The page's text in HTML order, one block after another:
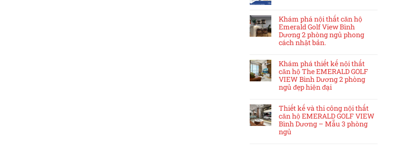
Khám phá nội thất căn hộ
Emerald Golf View Bình
Dương 2 phòng ngủ phong
cách nhật bản.
Khám phá thiết kế nội thất
căn hộ The EMERALD GOLF
VIEW Bình Dương 2 phòng
ngủ đẹp hiện đại
Thiết kế và thi công nội thất
căn hộ EMERALD GOLF VIEW
Bình Dương – Mẫu 3 phòng
ngủ